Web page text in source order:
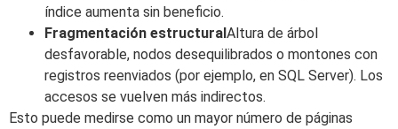
índice aumenta sin beneficio.
Fragmentación estructuralAltura de árbol
desfavorable, nodos desequilibrados o montones con
registros reenviados (por ejemplo, en SQL Server). Los
accesos se vuelven más indirectos.
Esto puede medirse como un mayor número de páginas